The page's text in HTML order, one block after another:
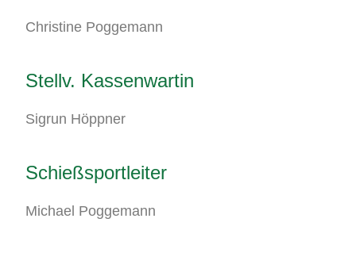
Christine Poggemann
Stellv. Kassenwartin
Sigrun Höppner
Schießsportleiter
Michael Poggemann